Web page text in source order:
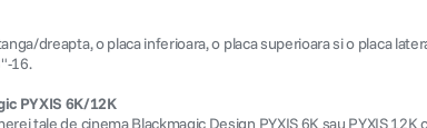
dreapta, o placa inferioara, o placa superioara si o placa
16.
PYXIS 6K/12K
tale de cinema Blackmagic Design PYXIS 6K sau PYXIS